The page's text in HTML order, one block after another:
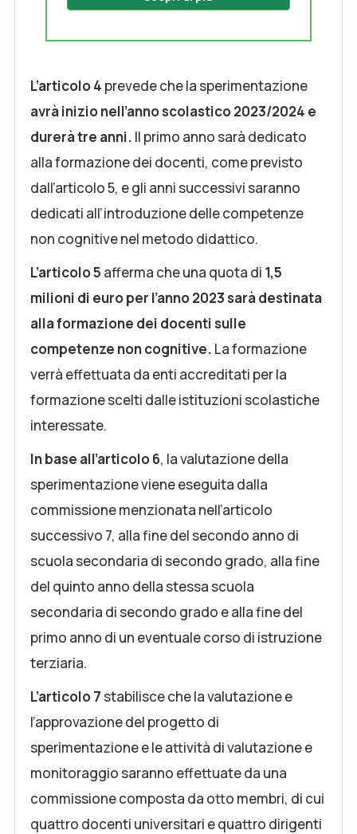
L’articolo 4 prevede che la sperimentazione
avrà inizio nell’anno scolastico 2023/2024 e
durerà tre anni. Il primo anno sarà dedicato
alla formazione dei docenti, come previsto
dall’articolo 5, e gli anni successivi saranno
dedicati all’introduzione delle competenze
non cognitive nel metodo didattico.
L’articolo 5 afferma che una quota di 1,5
milioni di euro per l’anno 2023 sarà destinata
alla formazione dei docenti sulle
competenze non cognitive. La formazione
verrà effettuata da enti accreditati per la
formazione scelti dalle istituzioni scolastiche
interessate.
In base all’articolo 6, la valutazione della
sperimentazione viene eseguita dalla
commissione menzionata nell’articolo
successivo 7, alla fine del secondo anno di
scuola secondaria di secondo grado, alla fine
del quinto anno della stessa scuola
secondaria di secondo grado e alla fine del
primo anno di un eventuale corso di istruzione
terziaria.
L’articolo 7stabilisce che la valutazione e
l’approvazione del progetto di
sperimentazione e le attività di valutazione e
monitoraggio saranno effettuate da una
commissione composta da otto membri, di cui
quattro docenti universitari e quattro dirigenti